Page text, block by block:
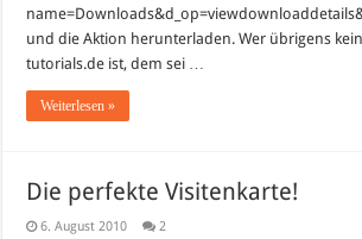
und die Aktion herunterladen. Wer übrigens
tutorials.de ist, dem sei …
Weiterlesen »
Die perfekte Visitenkarte!
6. August 2010 2